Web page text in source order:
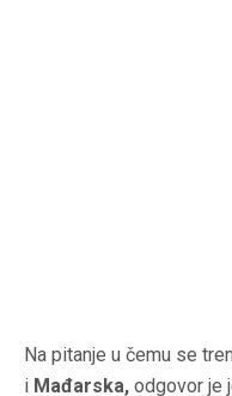
Na pitanje u čemu se
i Mađarska, odgovor je